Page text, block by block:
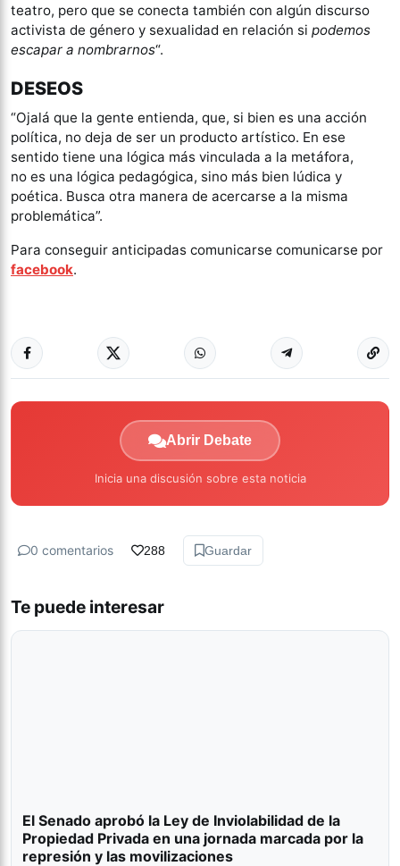
teatro, pero que se conecta también con algún discurso
activista de género y sexualidad en relación si podemos
escapar a nombrarnos“.
DESEOS
“Ojalá que la gente entienda, que, si bien es una acción
política, no deja de ser un producto artístico. En ese
sentido tiene una lógica más vinculada a la metáfora,
no es una lógica pedagógica, sino más bien lúdica y
poética. Busca otra manera de acercarse a la misma
problemática”.
Para conseguir anticipadas comunicarse comunicarse por
facebook.
Abrir Debate
Inicia una discusión sobre esta noticia
0 comentarios 288 Guardar
Te puede interesar
El Senado aprobó la Ley de Inviolabilidad de la
Propiedad Privada en una jornada marcada por la
represión y las movilizaciones